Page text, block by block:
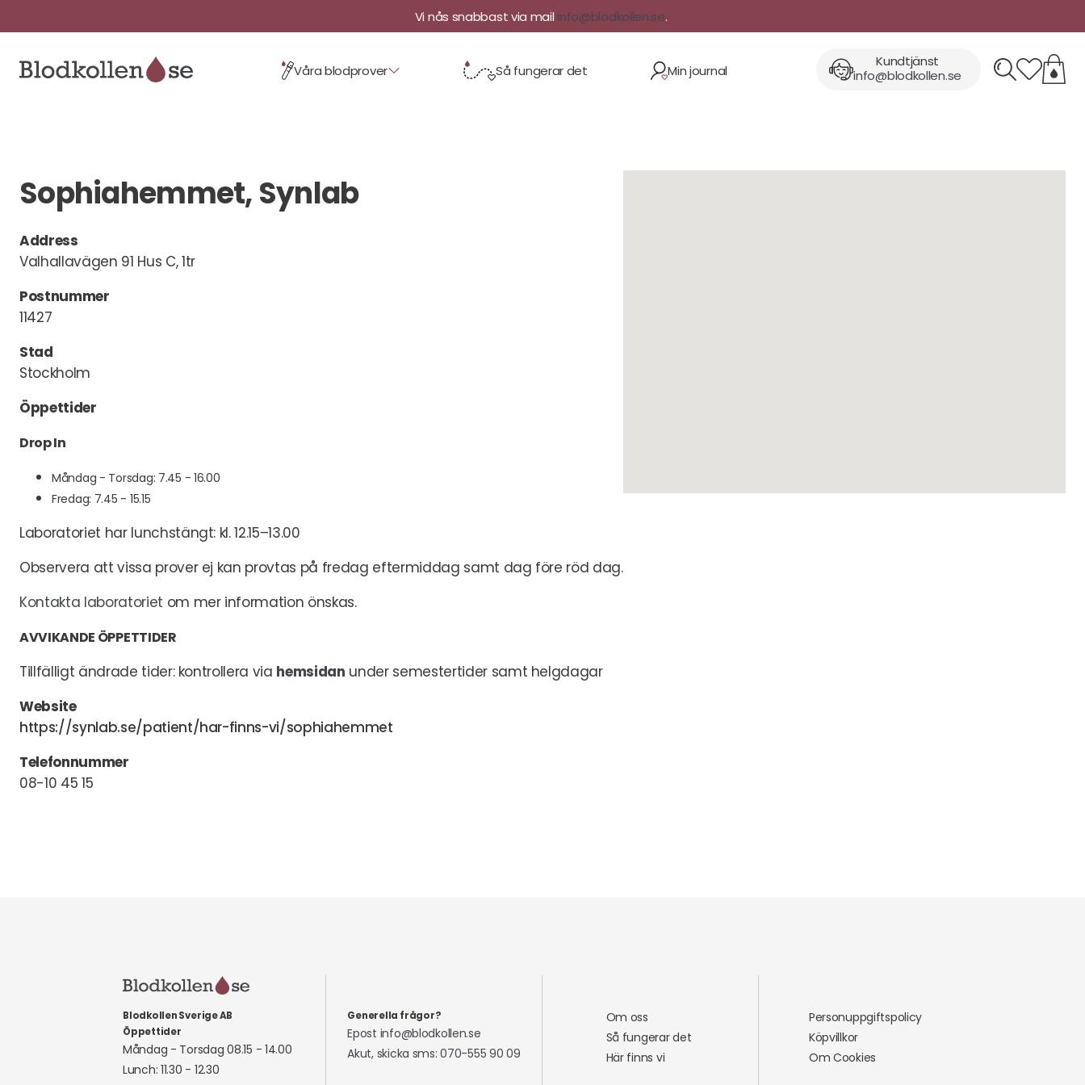
Vi nås snabbast via mail info@blodkollen.se.
Våra blodprover Så fungerar det Min journal
Kundtjänst
info@blodkollen.se
Sophiahemmet, Synlab
Address
Valhallavägen 91 Hus C, 1tr
Postnummer
11427
Stad
Stockholm
Öppettider
Drop In
Måndag - Torsdag: 7.45 - 16.00
Fredag: 7.45 - 15.15
Laboratoriet har lunchstängt: kl. 12.15–13.00
Observera att vissa prover ej kan provtas på fredag eftermiddag samt dag före röd dag.
Kontakta laboratoriet om mer information önskas.
AVVIKANDE ÖPPETTIDER
Tillfälligt ändrade tider: kontrollera via hemsidan under semestertider samt helgdagar
Website
https://synlab.se/patient/har-finns-vi/sophiahemmet
Telefonnummer
08-10 45 15
Blodkollen Sverige AB
Öppettider
Måndag - Torsdag 08.15 - 14.00
Lunch: 11.30 - 12.30
Generella frågor?
Epost info@blodkollen.se
Akut, skicka sms: 070-555 90 09
Om oss
Så fungerar det
Här finns vi
Personuppgiftspolicy
Köpvillkor
Om Cookies